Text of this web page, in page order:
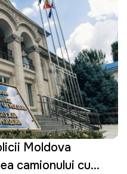
Moldova
camionului cu